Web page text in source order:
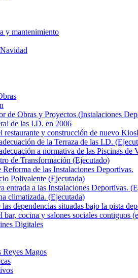
y mantenimiento
de Obras y Proyectos (Instalaciones
de las I.D. en 2006
restaurante y construcción de nuevo
de la Terraza de las I.D.
a normativa de las Piscinas de
de Transformación (Ejecutado)
Reforma de las Instalaciones Deportivas.
Polivalente (Ejecutada)
entrada a las Instalaciones Deportivas.
climatizada. (Ejecutada)
dependencias situadas bajo la pista
bar, cocina y salones sociales contiguos
Digitales
Reyes Magos